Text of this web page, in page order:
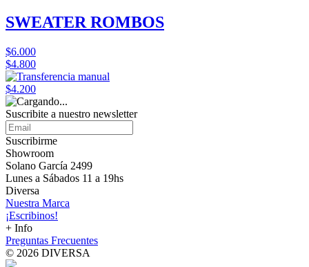
SWEATER ROMBOS
$6.000
$4.800
$4.200
Suscribite a nuestro newsletter
Suscribirme
Showroom
Solano García 2499
Lunes a Sábados 11 a 19hs
Diversa
Nuestra Marca
¡Escribinos!
+ Info
Preguntas Frecuentes
© 2026 DIVERSA